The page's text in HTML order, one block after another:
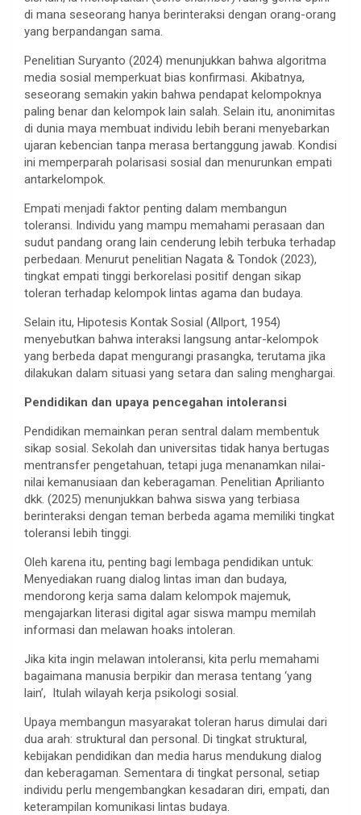
di mana seseorang hanya berinteraksi dengan orang-orang
yang berpandangan sama.
Penelitian Suryanto (2024) menunjukkan bahwa algoritma
media sosial memperkuat bias konfirmasi. Akibatnya,
seseorang semakin yakin bahwa pendapat kelompoknya
paling benar dan kelompok lain salah. Selain itu, anonimitas
di dunia maya membuat individu lebih berani menyebarkan
ujaran kebencian tanpa merasa bertanggung jawab. Kondisi
ini memperparah polarisasi sosial dan menurunkan empati
antarkelompok.
Empati menjadi faktor penting dalam membangun
toleransi. Individu yang mampu memahami perasaan dan
sudut pandang orang lain cenderung lebih terbuka terhadap
perbedaan. Menurut penelitian Nagata & Tondok (2023),
tingkat empati tinggi berkorelasi positif dengan sikap
toleran terhadap kelompok lintas agama dan budaya.
Selain itu, Hipotesis Kontak Sosial (Allport, 1954)
menyebutkan bahwa interaksi langsung antar-kelompok
yang berbeda dapat mengurangi prasangka, terutama jika
dilakukan dalam situasi yang setara dan saling menghargai.
Pendidikan dan upaya pencegahan intoleransi
Pendidikan memainkan peran sentral dalam membentuk
sikap sosial. Sekolah dan universitas tidak hanya bertugas
mentransfer pengetahuan, tetapi juga menanamkan nilai-
nilai kemanusiaan dan keberagaman. Penelitian Aprilianto
dkk. (2025) menunjukkan bahwa siswa yang terbiasa
berinteraksi dengan teman berbeda agama memiliki tingkat
toleransi lebih tinggi.
Oleh karena itu, penting bagi lembaga pendidikan untuk:
Menyediakan ruang dialog lintas iman dan budaya,
mendorong kerja sama dalam kelompok majemuk,
mengajarkan literasi digital agar siswa mampu memilah
informasi dan melawan hoaks intoleran.
Jika kita ingin melawan intoleransi, kita perlu memahami
bagaimana manusia berpikir dan merasa tentang ‘yang
lain’, Itulah wilayah kerja psikologi sosial.
Upaya membangun masyarakat toleran harus dimulai dari
dua arah: struktural dan personal. Di tingkat struktural,
kebijakan pendidikan dan media harus mendukung dialog
dan keberagaman. Sementara di tingkat personal, setiap
individu perlu mengembangkan kesadaran diri, empati, dan
keterampilan komunikasi lintas budaya.